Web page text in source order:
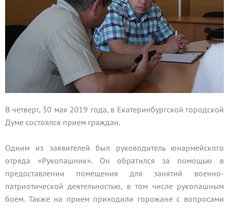
В четверг, 30 мая 2019 года, в Екатеринбургской городской
Думе состоялся прием граждан.
Одним из заявителей был руководитель юнармейского
отряда «Рукопашник». Он обратился за помощью в
предоставлении помещения для занятий военно-
патриотической деятельностью, в том числе рукопашным
боем. Также на прием приходили горожане с вопросами